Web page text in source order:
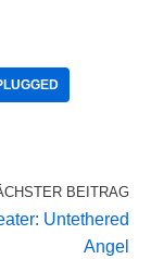
BEITRAG
Untethered
Angel